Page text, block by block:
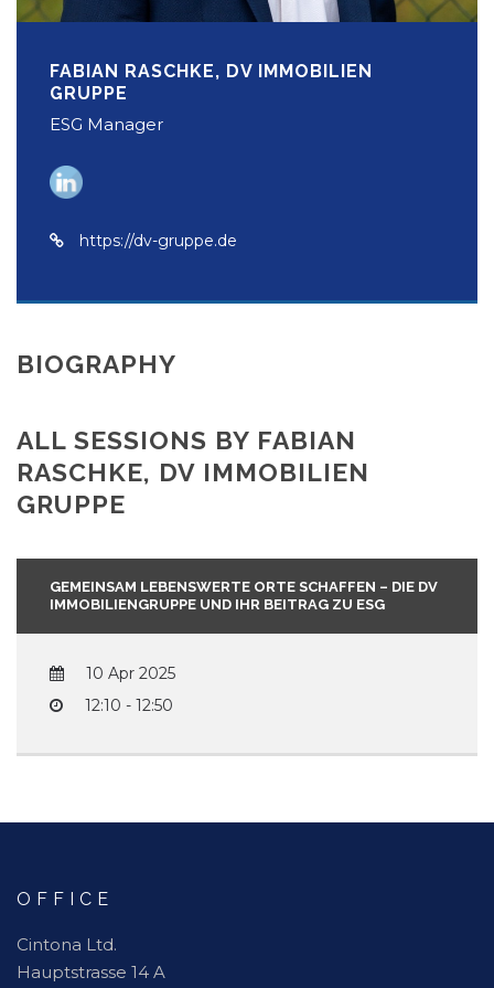
FABIAN RASCHKE, DV IMMOBILIEN
GRUPPE
ESG Manager
https://dv-gruppe.de
BIOGRAPHY
ALL SESSIONS BY FABIAN
RASCHKE, DV IMMOBILIEN
GRUPPE
GEMEINSAM LEBENSWERTE ORTE SCHAFFEN – DIE DV
IMMOBILIENGRUPPE UND IHR BEITRAG ZU ESG
10 Apr 2025
12:10 - 12:50
OFFICE
Cintona Ltd.
Hauptstrasse 14 A